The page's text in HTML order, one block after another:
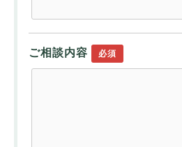
ご相談内容 必須